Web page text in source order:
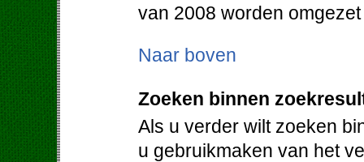
van 2008 worden
Naar boven
Zoeken binnen
Als u verder wilt zoeken
u gebruikmaken van het